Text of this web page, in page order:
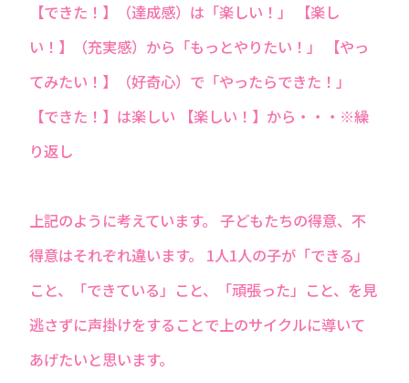
【できた！】（達成感）は「楽しい！」 【楽し
い！】（充実感）から「もっとやりたい！」 【やっ
てみたい！】（好奇心）で「やったらできた！」
【できた！】は楽しい 【楽しい！】から・・・※繰
り返し
上記のように考えています。 子どもたちの得意、不
得意はそれぞれ違います。 1人1人の子が「できる」
こと、「できている」こと、「頑張った」こと、を見
逃さずに声掛けをすることで上のサイクルに導いて
あげたいと思います。